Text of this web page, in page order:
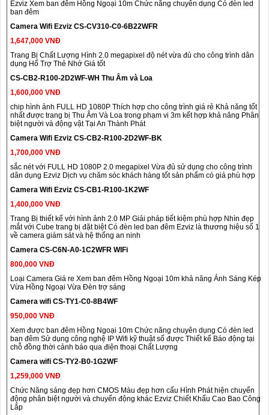
Ezviz Xem ban đêm Hồng Ngoại 10m Chức năng chuyên dụng Có đèn led
ban đêm
Camera Wifi Ezviz CS-CV310-C0-6B22WFR
1,647,000 VNĐ
Trang Bị Chất Lượng Hình 2.0 megapixel độ nét vừa đủ cho công trình dân
dụng Hổ Trợ Thẻ Nhớ Giá tốt
CS-CB2-R100-2D2WF-WH Thu Âm và Loa
1,600,000 VNĐ
chip hình ảnh FULL HD 1080P Thích hợp cho công trình giá rẻ Khả năng tốt
nhất được trang bị Thu Âm Và Loa trong phạm vi 3m kết hợp khả năng Phân
biệt người và động vật Tại An Thành Phát
Camera Wifi Ezviz CS-CB2-R100-2D2WF-BK
1,700,000 VNĐ
sắc nét với FULL HD 1080P 2.0 megapixel Vừa đủ sử dụng cho công trình
dân dụng Ezviz Dịch vụ chăm sóc khách hàng tốt sản phẩm có giá phù hợp
Camera Wifi Ezviz CS-CB1-R100-1K2WF
1,400,000 VNĐ
Trang Bị thiết kế với hình ảnh 2.0 MP Giải pháp tiết kiệm phù hợp Nhìn đẹp
mắt với Cube trang bị đặt biệt Có đèn led ban đêm Ezviz là thương hiệu số 1
về camera giám sát và hệ thống an ninh
Camera CS-C6N-A0-1C2WFR WIFi
800,000 VNĐ
Loại Camera Giá re Xem ban đêm Hồng Ngoại 10m khả năng Ánh Sáng Kép
Vừa Hồng Ngoại Vừa Đèn trợ sáng
Camera wifi CS-TY1-C0-8B4WF
950,000 VNĐ
Xem được ban đêm Hồng Ngoại 10m Chức năng chuyên dụng Có đèn led
ban đêm Sử dụng công nghệ IP Wifi kỹ thuật số được Thiết kế Báo động tại
chỗ đồng thời cảnh báo qua điện thoại Chất Lượng
Camera wifi CS-TY2-B0-1G2WF
1,259,000 VNĐ
Chức Năng sáng đẹp hơn CMOS Màu đẹp hơn cấu Hình Phát hiện chuyển
động phân biệt người và chuyển động khác Ezviz Chiết Khấu Cao Bao Công
Lắp